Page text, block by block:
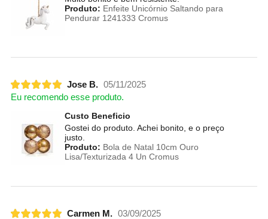
Produto: Enfeite Unicórnio Saltando para
Pendurar 1241333 Cromus
Jose B. 05/11/2025
Eu recomendo esse produto.
Custo Beneficio
Gostei do produto. Achei bonito, e o preço
justo.
Produto: Bola de Natal 10cm Ouro
Lisa/Texturizada 4 Un Cromus
Carmen M. 03/09/2025